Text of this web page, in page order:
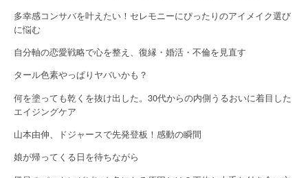
多幸感コンサバを叶えたい！セレモニーにぴったりのアイメイク選び
に悩む
自分軸の恋愛戦略で心を整え、復縁・婚活・不倫を見直す
タール色素やっぱりヤバいかも？
何を塗っても乾くを抜け出した。30代からの内側うるおいに着目した
エイジングケア
山本由伸、ドジャースで先発登板！感動の瞬間
娘が帰ってくる日を待ちながら